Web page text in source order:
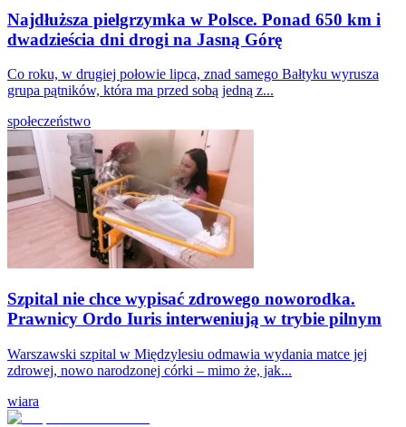
Najdłuższa pielgrzymka w Polsce. Ponad 650 km i
dwadzieścia dni drogi na Jasną Górę
Co roku, w drugiej połowie lipca, znad samego Bałtyku wyrusza
grupa pątników, która ma przed sobą jedną z...
społeczeństwo
Szpital nie chce wypisać zdrowego noworodka.
Prawnicy Ordo Iuris interweniują w trybie pilnym
Warszawski szpital w Międzylesiu odmawia wydania matce jej
zdrowej, nowo narodzonej córki – mimo że, jak...
wiara